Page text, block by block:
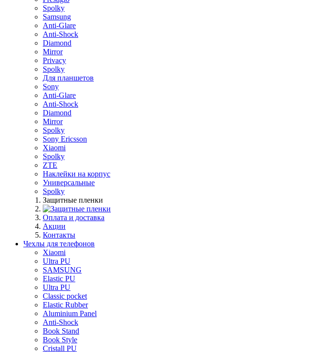
Spolky
Samsung
Anti-Glare
Anti-Shock
Diamond
Mirror
Privacy
Spolky
Для планшетов
Sony
Anti-Glare
Anti-Shock
Diamond
Mirror
Spolky
Sony Ericsson
Xiaomi
Spolky
ZTE
Наклейки на корпус
Универсальные
Spolky
Защитные пленки
Оплата и доставка
Акции
Контакты
Чехлы для телефонов
Xiaomi
Ultra PU
SAMSUNG
Elastic PU
Ultra PU
Classic pocket
Elastic Rubber
Aluminium Panel
Anti-Shock
Book Stand
Book Style
Cristall PU